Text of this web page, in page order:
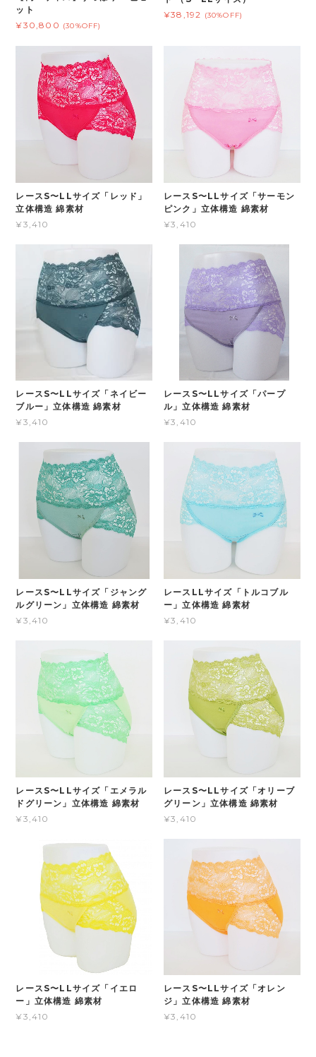
ット
¥30,800 (30%OFF)
¥38,192
(30%OFF)
レースS〜LLサイズ「レッド」
立体構造 綿素材
¥3,410
レースS〜LLサイズ「サーモン
ピンク」立体構造 綿素材
¥3,410
レースS〜LLサイズ「ネイビー
ブルー」立体構造 綿素材
¥3,410
レースS〜LLサイズ「パープ
ル」立体構造 綿素材
¥3,410
レースS〜LLサイズ「ジャング
ルグリーン」立体構造 綿素材
¥3,410
レースLLサイズ「トルコブル
ー」立体構造 綿素材
¥3,410
レースS〜LLサイズ「エメラル
ドグリーン」立体構造 綿素材
¥3,410
レースS〜LLサイズ「オリーブ
グリーン」立体構造 綿素材
¥3,410
レースS〜LLサイズ「イエロ
ー」立体構造 綿素材
¥3,410
レースS〜LLサイズ「オレン
ジ」立体構造 綿素材
¥3,410